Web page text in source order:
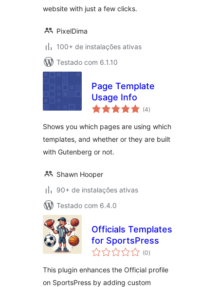
website with just a few clicks.
PixelDima
100+ de instalações ativas
Testado com 6.1.10
Page Template
Usage Info
(4total
de
)
Shows you which pages are using which
templates, and whether or they are built
with Gutenberg or not.
Shawn Hooper
90+ de instalações ativas
Testado com 6.4.0
Officials Templates
for SportsPress
(0total
de
)
This plugin enhances the Official profile
on SportsPress by adding custom